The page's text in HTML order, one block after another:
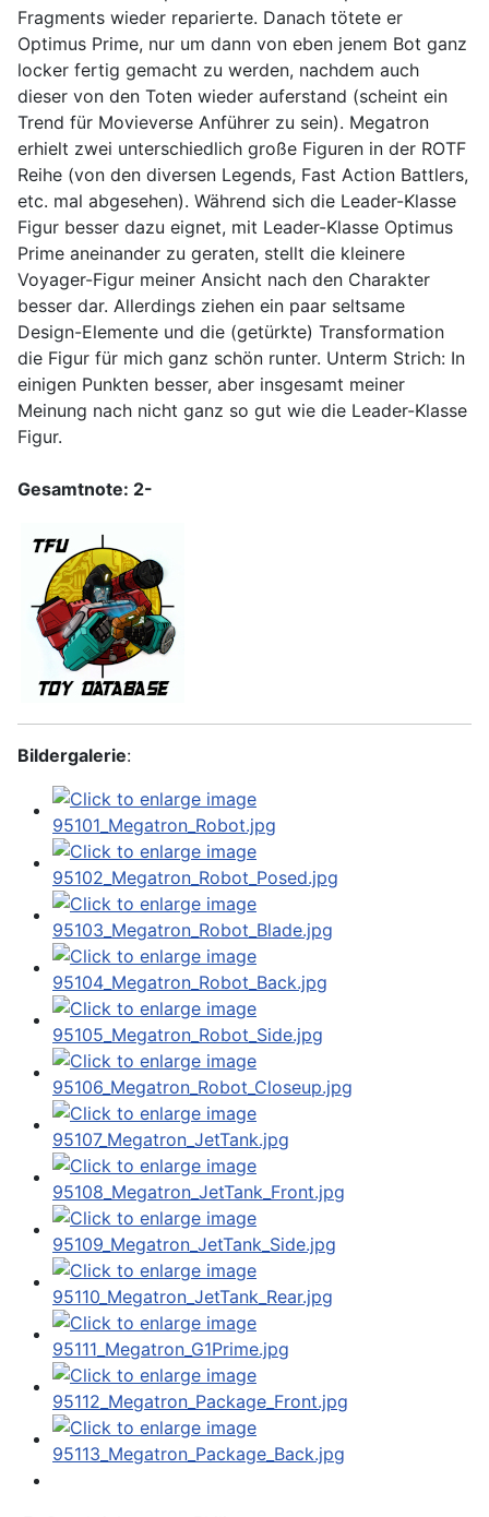
Fragments wieder reparierte. Danach tötete er
Optimus Prime, nur um dann von eben jenem Bot ganz
locker fertig gemacht zu werden, nachdem auch
dieser von den Toten wieder auferstand (scheint ein
Trend für Movieverse Anführer zu sein). Megatron
erhielt zwei unterschiedlich große Figuren in der ROTF
Reihe (von den diversen Legends, Fast Action Battlers,
etc. mal abgesehen). Während sich die Leader-Klasse
Figur besser dazu eignet, mit Leader-Klasse Optimus
Prime aneinander zu geraten, stellt die kleinere
Voyager-Figur meiner Ansicht nach den Charakter
besser dar. Allerdings ziehen ein paar seltsame
Design-Elemente und die (getürkte) Transformation
die Figur für mich ganz schön runter. Unterm Strich: In
einigen Punkten besser, aber insgesamt meiner
Meinung nach nicht ganz so gut wie die Leader-Klasse
Figur.
Gesamtnote: 2-
Bildergalerie: